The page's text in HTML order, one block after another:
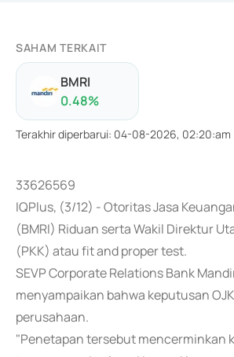
SAHAM TERKAIT
BMRI
0.48%
Terakhir diperbarui: 04-08-2026, 02:20:am
33626569
IQPlus, (3/12) - Otoritas Jasa
(BMRI) Riduan serta Wakil Direktur
(PKK) atau fit and proper test.
SEVP Corporate Relations Bank
menyampaikan bahwa keputusan
perusahaan.
"Penetapan tersebut mencerminkan